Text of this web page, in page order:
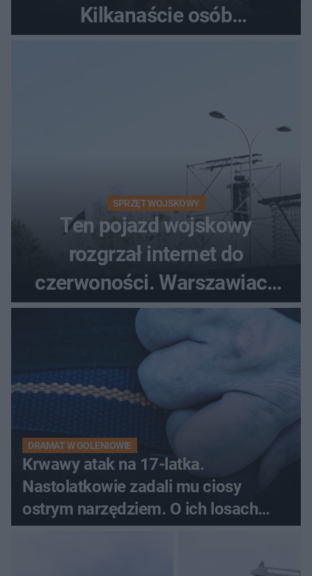
Kilkanaście osób
SPRZĘT WOJSKOWY
Ten pojazd wojskowy
rozgrzał internet do
czerwoności. Warszawiacy
pytali, czy to Mad Max!
DRAMAT W GOLENIOWIE
Krwawy atak na 17-latka.
Nastolatkowie zadali mu ciosy
ostrym narzędziem. O ich losach
zdecyduje sąd rodzinny